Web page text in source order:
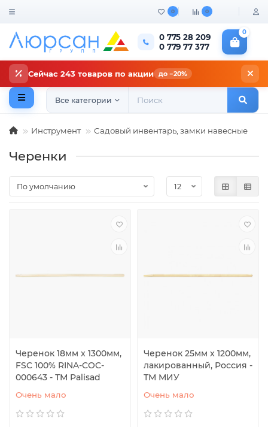
0 0
0 775 28 209
0 779 77 377
0
Сейчас 243 товаров по акции до −20%
Все категории
Инструмент Садовый инвентарь, замки навесные
Черенки
Черенок 18мм x 1300мм,
FSC 100% RINA-COC-
000643 - ТМ Palisad
Очень мало
Черенок 25мм х 1200мм,
лакированный, Россия -
ТМ МИУ
Очень мало